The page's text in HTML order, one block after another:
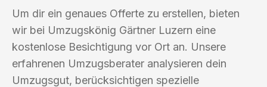
Um dir ein genaues Offerte zu erstellen, bieten
wir bei Umzugskönig Gärtner Luzern eine
kostenlose Besichtigung vor Ort an. Unsere
erfahrenen Umzugsberater analysieren dein
Umzugsgut, berücksichtigen spezielle